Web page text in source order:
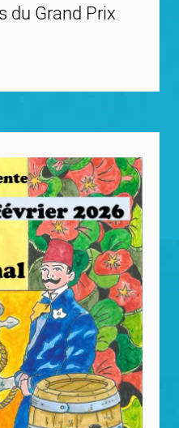
du Grand Prix